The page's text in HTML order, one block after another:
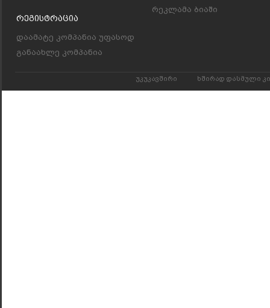
Რეგისტრაცია
დაამატე კომპანია უფასოდ
განაახლე კომპანია
რეკლამა ბიაში
უკუკავშირი ხშირად დასმული